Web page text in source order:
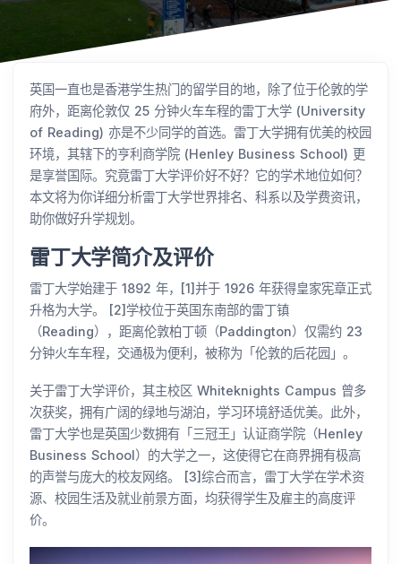
英国一直也是香港学生热门的留学目的地，除了位于伦敦的学
府外，距离伦敦仅 25 分钟火车车程的雷丁大学 (University
of Reading) 亦是不少同学的首选。雷丁大学拥有优美的校园
环境，其辖下的亨利商学院 (Henley Business School) 更
是享誉国际。究竟雷丁大学评价好不好？它的学术地位如何？
本文将为你详细分析雷丁大学世界排名、科系以及学费资讯，
助你做好升学规划。
雷丁大学简介及评价
雷丁大学始建于 1892 年，[1]并于 1926 年获得皇家宪章正式
升格为大学。 [2]学校位于英国东南部的雷丁镇
（Reading），距离伦敦柏丁顿（Paddington）仅需约 23
分钟火车车程，交通极为便利，被称为「伦敦的后花园」。
关于雷丁大学评价，其主校区 Whiteknights Campus 曾多
次获奖，拥有广阔的绿地与湖泊，学习环境舒适优美。此外，
雷丁大学也是英国少数拥有「三冠王」认证商学院（Henley
Business School）的大学之一，这使得它在商界拥有极高
的声誉与庞大的校友网络。 [3]综合而言，雷丁大学在学术资
源、校园生活及就业前景方面，均获得学生及雇主的高度评
价。